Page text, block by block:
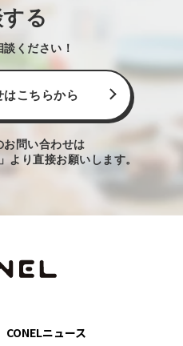
る
ください！
はこちらから
お問い合わせは
より直接お願いします。
CONELニュース